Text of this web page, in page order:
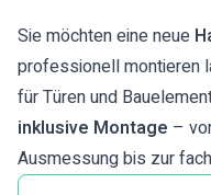
Sie möchten eine neue
professionell montieren
für Türen und
inklusive Montage –
Ausmessung bis zur